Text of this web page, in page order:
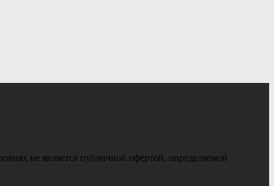
не является публичной офертой, определяемой